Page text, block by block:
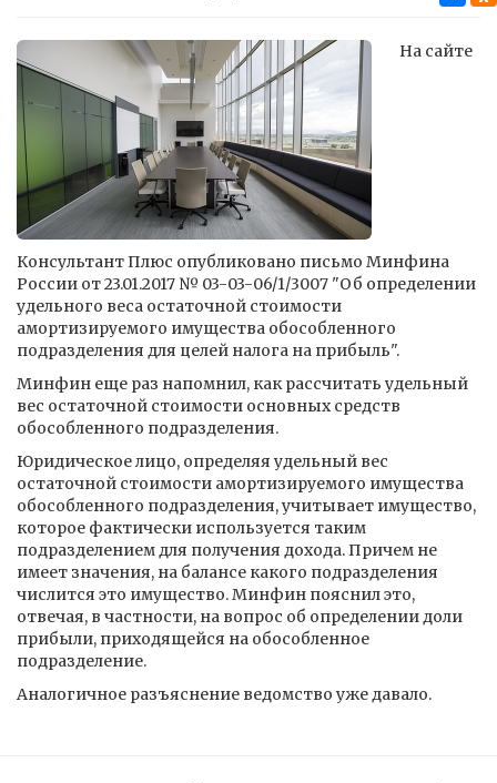
На сайте
Консультант Плюс опубликовано письмо Минфина
России от 23.01.2017 № 03-03-06/1/3007 "Об определении
удельного веса остаточной стоимости
амортизируемого имущества обособленного
подразделения для целей налога на прибыль".
Минфин еще раз напомнил, как рассчитать удельный
вес остаточной стоимости основных средств
обособленного подразделения.
Юридическое лицо, определяя удельный вес
остаточной стоимости амортизируемого имущества
обособленного подразделения, учитывает имущество,
которое фактически используется таким
подразделением для получения дохода. Причем не
имеет значения, на балансе какого подразделения
числится это имущество. Минфин пояснил это,
отвечая, в частности, на вопрос об определении доли
прибыли, приходящейся на обособленное
подразделение.
Аналогичное разъяснение ведомство уже давало.